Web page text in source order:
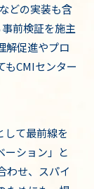
どの実装も含
前検証を施主
解促進やプロ
もCMIセンター
して最前線を
ーション」と
わせ、スパイ